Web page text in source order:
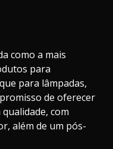
como a mais
para
para lâmpadas,
de oferecer
com
além de um pós-